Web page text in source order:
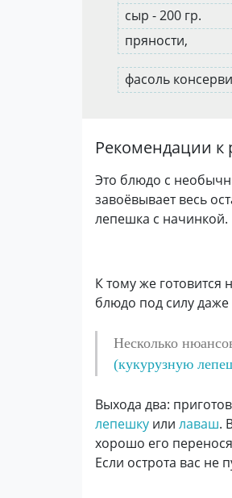
сыр - 200 гр.
пряности,
фасоль
Рекомендации к
Это блюдо с
завоёвывает весь
лепешка с начинкой.
К тому же готовится
блюдо под силу
Несколько
(кукурузную
Выхода два:
лепешку или лаваш.
хорошо его
Если острота вас не